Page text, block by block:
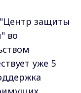
защиты
во
уже 5